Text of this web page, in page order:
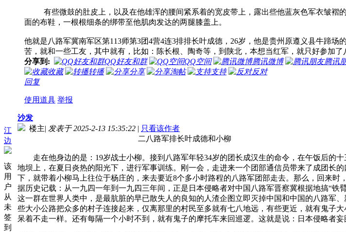
有些微鼓的肚皮上，以及在他雄浑的腰间紧系着的宽皮带上，露出些他蓝灰色军衣皱褶
面的布鞋，一根根细条的绑带至他肌肉发达的两腿膝盖上。
他就是八路军冀南军区第113师第3团4营4连3排排长叶成德，26岁，他是贵州原遵义县牛蹄
苦，就和一些工友，其中就有，比如：陈长根、陶奇等，到陕北，本想当红军，就只好参加了
分享到:
QQ好友和群 QQ空间 腾讯微博
腾讯
收藏
转播 分享 淘帖 支持
反对
回复
使用道具 举报
江
边
该
用
户
从
未
签
到
沙发
楼主| 发表于 2025-2-13 15:35:22 | 只看该作者
二八路军排长叶成德和小柳
走在他身边的是：19岁战士小柳。接到八路军年轻34岁的团长成汉生的命令，在午饭后的
地坝上，在夏日炎热的阳光下，进行军事训练。刚一会，走进来一个团部通信员带来了成团长
下，就带着小柳马上往位于杨庄的，来去要近8个多小时路程的八路军团部走去。那么，回来时
据历史记载：从一九四一年到一九四三年间，正是日本侵略者对中国八路军晋察冀根据地搞“铁
这一群在世界人类中，是最肮脏的早已散失人的良知的人渣企图立即灭掉中国和中国的八路军
些大小公路把众多的村子连接起来，仅离那里的村民至多就有七八地远，有些更近，就有鬼子
呆着不走一样。还有每隔一个小时不到，就有鬼子的摩托车来回巡逻。这就是说：日本侵略者